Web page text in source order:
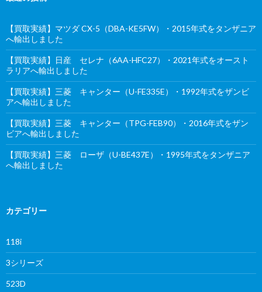
【買取実績】マツダ CX-5（DBA-KE5FW）・2015年式をタンザニア
へ輸出しました
【買取実績】日産 セレナ（6AA-HFC27）・2021年式をオースト
ラリアへ輸出しました
【買取実績】三菱 キャンター（U-FE335E）・1992年式をザンビ
アへ輸出しました
【買取実績】三菱 キャンター（TPG-FEB90）・2016年式をザン
ビアへ輸出しました
【買取実績】三菱 ローザ（U-BE437E）・1995年式をタンザニア
へ輸出しました
カテゴリー
118i
3シリーズ
523D